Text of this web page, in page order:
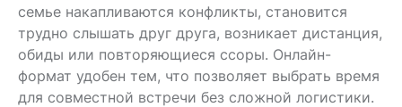
семье накапливаются конфликты, становится
трудно слышать друг друга, возникает дистанция,
обиды или повторяющиеся ссоры. Онлайн-
формат удобен тем, что позволяет выбрать время
для совместной встречи без сложной логистики.